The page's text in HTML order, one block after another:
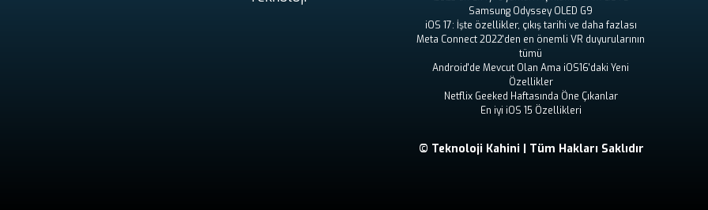
Samsung Odyssey OLED G9
iOS 17: İşte özellikler, çıkış tarihi ve daha fazlası
Meta Connect 2022'den en önemli VR duyurularının
tümü
Android'de Mevcut Olan Ama iOS16'daki Yeni
Özellikler
Netflix Geeked Haftasında Öne Çıkanlar
En iyi iOS 15 Özellikleri
© Teknoloji Kahini | Tüm Hakları Saklıdır